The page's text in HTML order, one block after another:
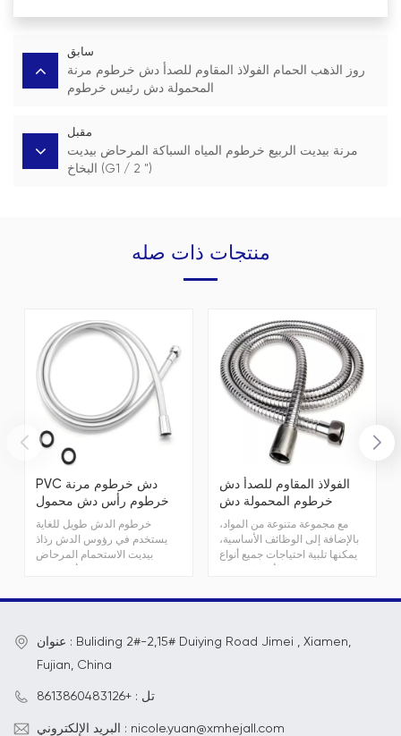
سابق
روز الذهب الحمام الفولاذ المقاوم للصدأ دش خرطوم مرنة
المحمولة دش رئيس خرطوم
مقبل
مرنة بيديت الربيع خرطوم المياه السباكة المرحاض بيديت
البخاخ (G1 / 2 ")
منتجات ذات صله
PVC دش خرطوم مرنة
خرطوم رأس دش محمول
خرطوم الدش طويل للغاية
يستخدم في رؤوس الدش رذاذ
بيديت الاستحمام المرحاض
خرطوم الدش
الفولاذ المقاوم للصدأ دش
خرطوم المحمولة دش
رئيس خرطوم
مع مجموعة متنوعة من المواد،
بالإضافة إلى الوظائف الأساسية،
يمكنها تلبية احتياجات جميع أنواع
عنوان : Buliding 2#-2,15# Duiying Road Jimei , Xiamen,
Fujian, China
تل : +8613860483126
البريد الإلكتروني : nicole.yuan@xmhejall.com